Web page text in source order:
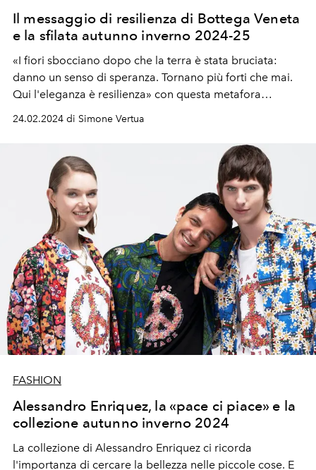
Il messaggio di resilienza di Bottega Veneta
e la sfilata autunno inverno 2024-25
«I fiori sbocciano dopo che la terra è stata bruciata:
danno un senso di speranza. Tornano più forti che mai.
Qui l'eleganza è resilienza» con questa metafora
24.02.2024 di Simone Vertua
FASHION
Alessandro Enriquez, la «pace ci piace» e la
collezione autunno inverno 2024
La collezione di Alessandro Enriquez ci ricorda
l'importanza di cercare la bellezza nelle piccole cose. E